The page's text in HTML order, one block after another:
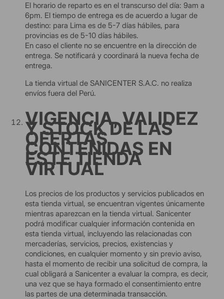
El horario de reparto es en el transcurso del día: 9am a
6pm. El tiempo de entrega es de acuerdo a lugar de
destino: para Lima es de 5-7 días hábiles, para
provincias es de 5-10 días hábiles.
En caso el cliente no se encuentre en la dirección de
entrega. Se notificará y coordinará la nueva fecha de
entrega.
La tienda virtual de SANICENTER S.A.C. no realiza
envíos fuera del Perú.
VIGENCIA, VALIDEZ
Y STOCK DE LAS
OFERTAS
CONTENIDAS EN
ESTE TIENDA
VIRTUAL
Los precios de los productos y servicios publicados en
esta tienda virtual, se encuentran vigentes únicamente
mientras aparezcan en la tienda virtual. Sanicenter
podrá modificar cualquier información contenida en
esta tienda virtual, incluyendo las relacionadas con
mercaderías, servicios, precios, existencias y
condiciones, en cualquier momento y sin previo aviso,
hasta el momento de recibir una solicitud de compra, la
cual obligará a Sanicenter a evaluar la compra, es decir,
una vez que se haya formado el consentimiento entre
las partes de una determinada transacción.